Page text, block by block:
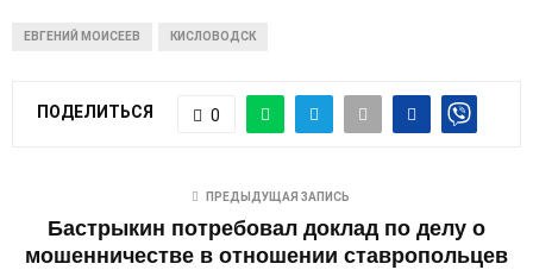
ЕВГЕНИЙ МОИСЕЕВ КИСЛОВОДСК
ПОДЕЛИТЬСЯ 0
ПРЕДЫДУЩАЯ ЗАПИСЬ
Бастрыкин потребовал доклад по делу о
мошенничестве в отношении ставропольцев